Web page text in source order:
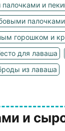
и
горошком и
для лаваша
из лаваша
и